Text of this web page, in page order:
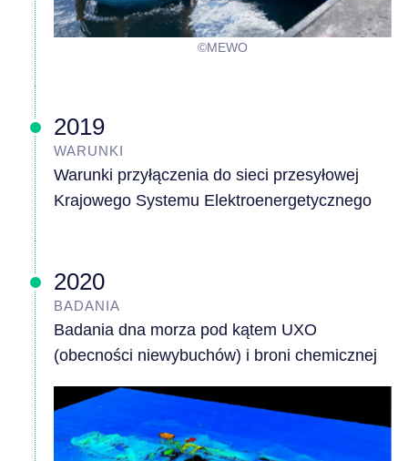
©MEWO
2019
WARUNKI
Warunki przyłączenia do sieci przesyłowej
Krajowego Systemu Elektroenergetycznego
2020
BADANIA
Badania dna morza pod kątem UXO
(obecności niewybuchów) i broni chemicznej